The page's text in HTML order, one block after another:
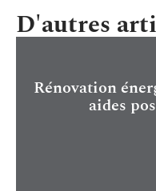
D'autres
Rénovation
aides